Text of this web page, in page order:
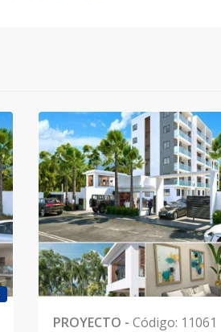
PROYECTO - Código: 11061